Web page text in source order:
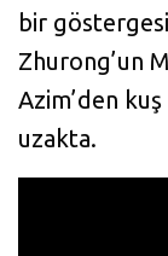
bir
Zhurong’un
Azim’den
uzakta.